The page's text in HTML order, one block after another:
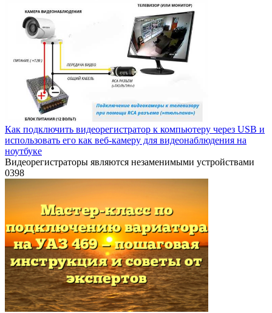
Как подключить видеорегистратор к компьютеру через USB и
использовать его как веб-камеру для видеонаблюдения на
ноутбуке
Видеорегистраторы являются незаменимыми устройствами
0398